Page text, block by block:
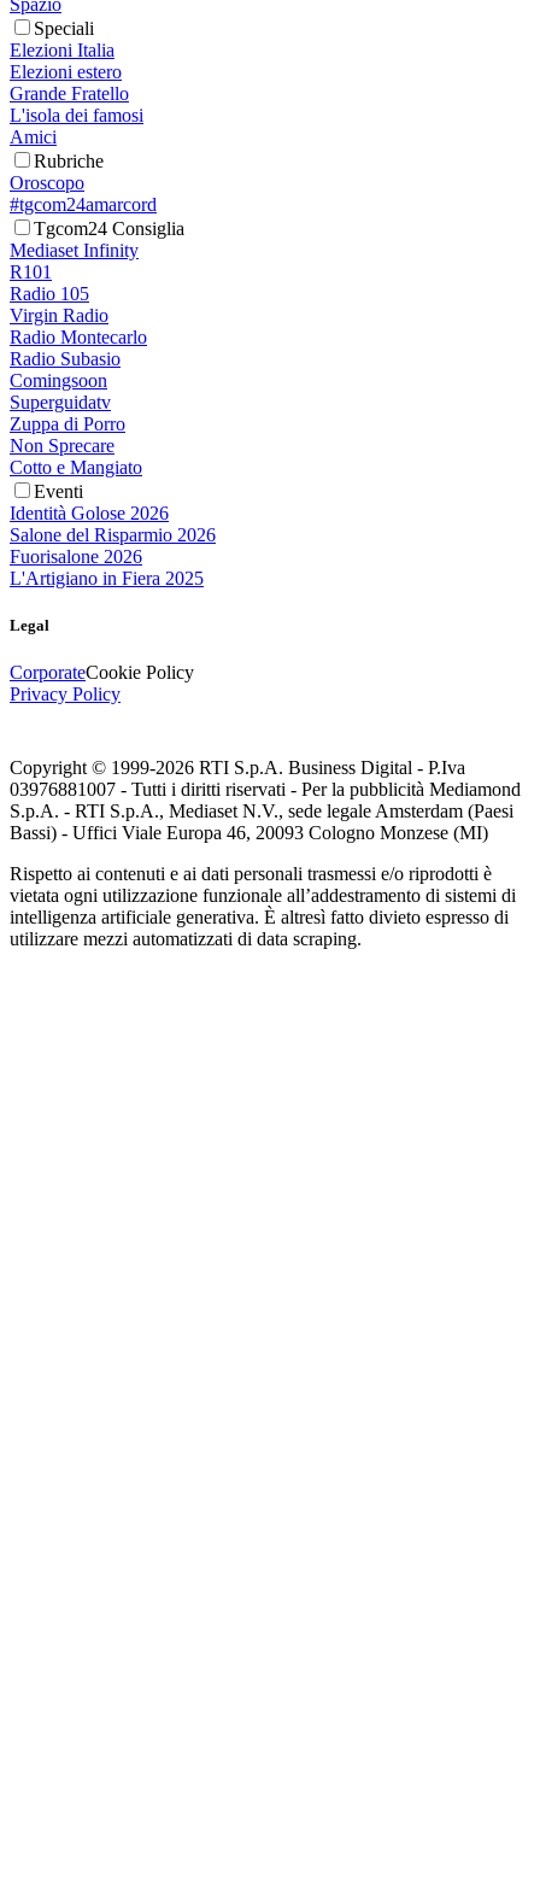
Spazio
Speciali
Elezioni Italia
Elezioni estero
Grande Fratello
L'isola dei famosi
Amici
Rubriche
Oroscopo
#tgcom24amarcord
Tgcom24 Consiglia
Mediaset Infinity
R101
Radio 105
Virgin Radio
Radio Montecarlo
Radio Subasio
Comingsoon
Superguidatv
Zuppa di Porro
Non Sprecare
Cotto e Mangiato
Eventi
Identità Golose 2026
Salone del Risparmio 2026
Fuorisalone 2026
L'Artigiano in Fiera 2025
Legal
CorporateCookie Policy
Privacy Policy
Copyright © 1999-2026 RTI S.p.A. Business Digital - P.Iva
03976881007 - Tutti i diritti riservati - Per la pubblicità Mediamond
S.p.A. - RTI S.p.A., Mediaset N.V., sede legale Amsterdam (Paesi
Bassi) - Uffici Viale Europa 46, 20093 Cologno Monzese (MI)
Rispetto ai contenuti e ai dati personali trasmessi e/o riprodotti è
vietata ogni utilizzazione funzionale all’addestramento di sistemi di
intelligenza artificiale generativa. È altresì fatto divieto espresso di
utilizzare mezzi automatizzati di data scraping.